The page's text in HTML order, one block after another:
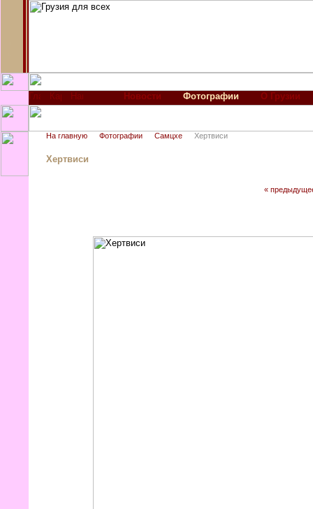
Новости Фотографии О Грузии
На главную Фотографии Самцхе Хертвиси
Хертвиси
«